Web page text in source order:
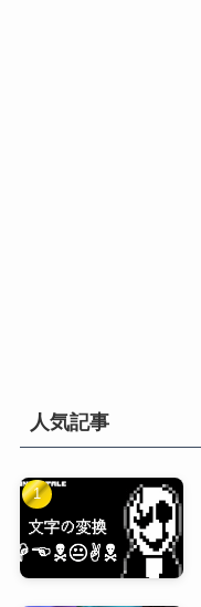
人気記事